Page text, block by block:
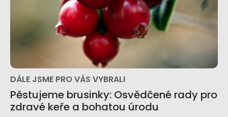
DÁLE JSME PRO VÁS VYBRALI
Pěstujeme brusinky: Osvědčené rady pro
zdravé keře a bohatou úrodu